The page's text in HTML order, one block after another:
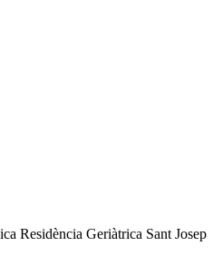
Residència Geriàtrica Sant Josep